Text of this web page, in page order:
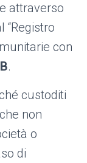
attraverso
“Registro
con
.
custoditi
non
o
di